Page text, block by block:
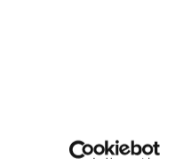
Unitgarage -